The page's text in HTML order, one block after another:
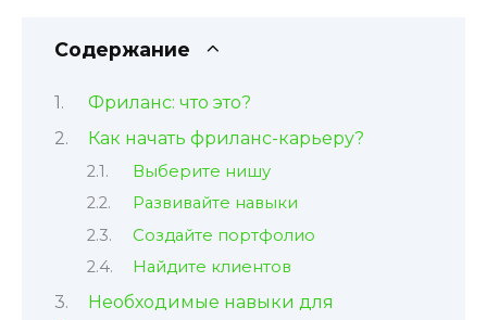
Содержание
Фриланс: что это?
Как начать фриланс-карьеру?
Выберите нишу
Развивайте навыки
Создайте портфолио
Найдите клиентов
Необходимые навыки для